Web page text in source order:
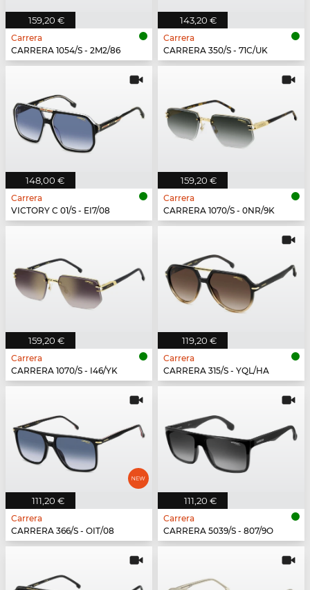
159,20 €
Carrera
CARRERA 1054/S - 2M2/86
143,20 €
Carrera
CARRERA 350/S - 71C/UK
148,00 €
Carrera
VICTORY C 01/S - EI7/08
159,20 €
Carrera
CARRERA 1070/S - 0NR/9K
159,20 €
Carrera
CARRERA 1070/S - I46/YK
119,20 €
Carrera
CARRERA 315/S - YQL/HA
111,20 €
Carrera
CARRERA 366/S - OIT/08
111,20 €
Carrera
CARRERA 5039/S - 807/9O